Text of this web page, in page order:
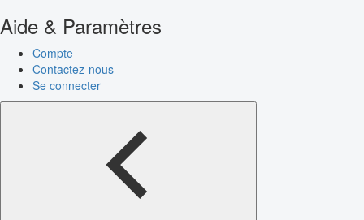
Aide & Paramètres
Compte
Contactez-nous
Se connecter